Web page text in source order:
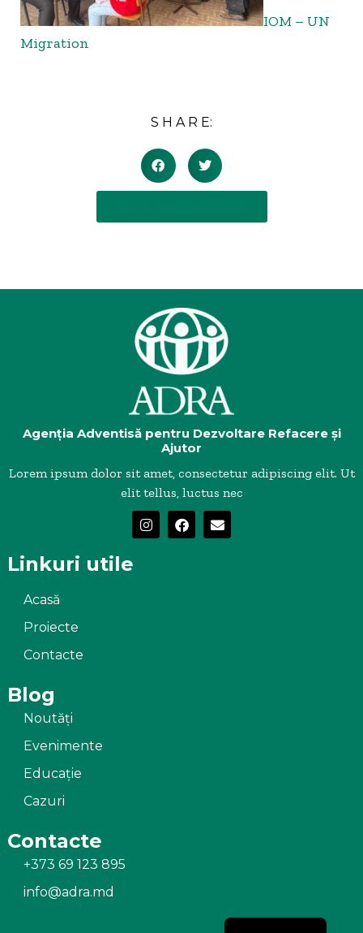
IOM – UN
Migration
S H A R E:
Agenția Adventisă pentru Dezvoltare Refacere și
Ajutor
Lorem ipsum dolor sit amet, consectetur adipiscing elit. Ut
elit tellus, luctus nec
Linkuri utile
Acasă
Proiecte
Contacte
Blog
Noutăți
Evenimente
Educație
Cazuri
Contacte
+373 69 123 895
info@adra.md